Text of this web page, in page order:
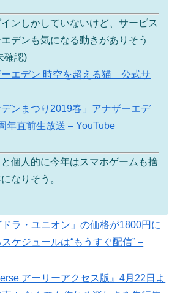
ンしかしていないけど、サービス
デンも気になる動きがありそう
確認)
ーエデン 時空を超える猫 公式サ
デンまつり2019春」アナザーエデ
年直前生放送 – YouTube
個人的に今年はスマホゲームも捨
なりそう。
ラ・ユニオン」の価格が1800円に
ケジュールは“もうすぐ配信” –
アーリーアクセス版』4月22日よ